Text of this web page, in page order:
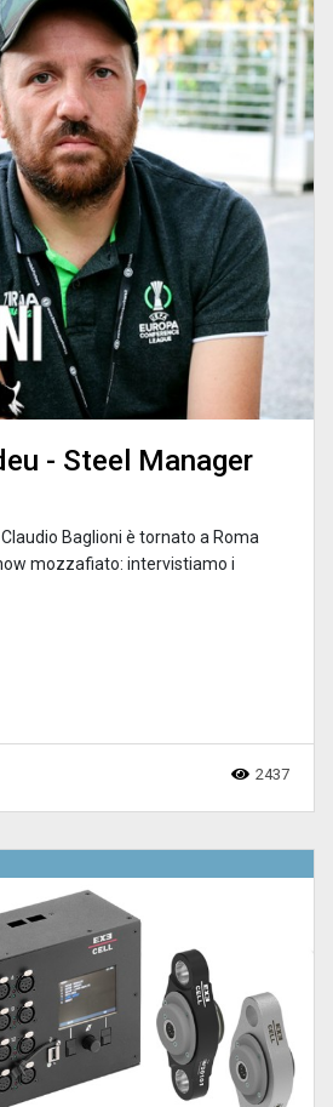
- Steel Manager
Baglioni è tornato a Roma
mozzafiato: intervistiamo i
2437